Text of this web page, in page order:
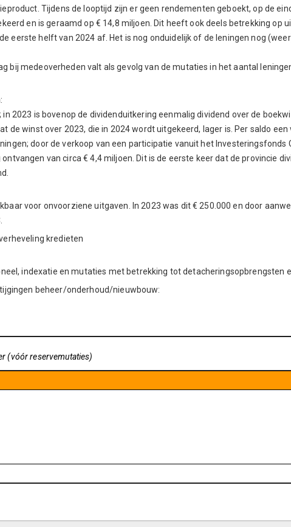
Tijdens de looptijd zijn er geen rendementen geboekt, op de
en is geraamd op € 14,8 miljoen. Dit heeft ook deels betrekking op
de eerste helft van 2024 af. Het is nog onduidelijk of de leningen nog
bij medeoverheden valt als gevolg van de mutaties in het aantal
in 2023 is bovenop de dividenduitkering eenmalig dividend over de
de winst over 2023, die in 2024 wordt uitgekeerd, lager is. Per saldo een
door de verkoop van een participatie vanuit het Investeringsfonds
van circa € 4,4 miljoen. Dit is de eerste keer dat de provincie
voor onvoorziene uitgaven. In 2023 was dit € 250.000 en door
kredieten
indexatie en mutaties met betrekking tot detacheringsopbrengsten
beheer/onderhoud/nieuwbouw:
(vóór reservemutaties)